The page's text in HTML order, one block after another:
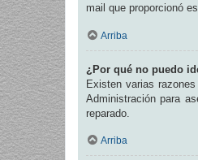
mail que proporcionó
Arriba
¿Por qué no puedo
Existen varias
Administración para
reparado.
Arriba